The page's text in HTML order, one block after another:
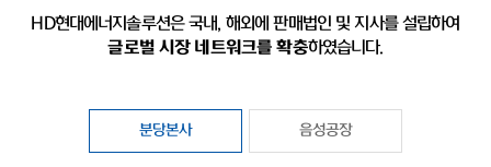
HD현대에너지솔루션은 국내, 해외에 판매법인 및 지사를 설립하여
글로벌 시장 네트워크를 확충하였습니다.
분당본사 음성공장